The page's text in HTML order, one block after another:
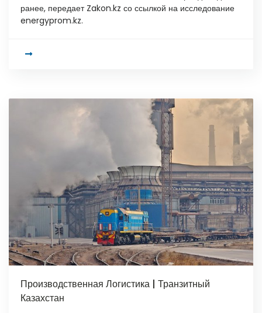
ранее, передает Zakon.kz со ссылкой на исследование
energyprom.kz.
Производственная Логистика | Транзитный
Казахстан